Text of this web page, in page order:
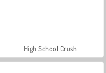
High School Crush